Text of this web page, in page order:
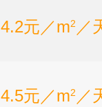
4.2元／m2 ／
4.5元／m2 ／